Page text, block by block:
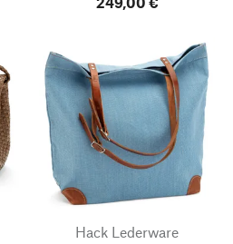
Hack Lederware